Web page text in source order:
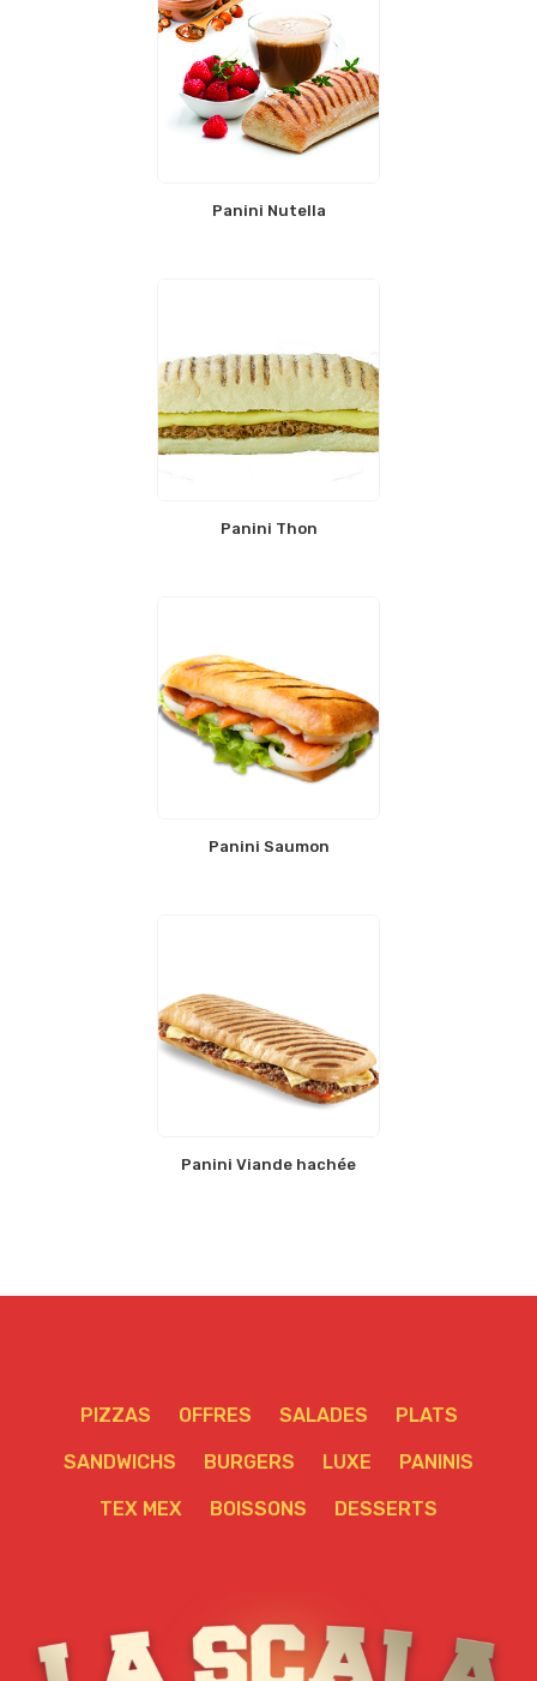
Panini Nutella
Panini Thon
Panini Saumon
Panini Viande hachée
PIZZAS OFFRES SALADES PLATS
SANDWICHS BURGERS LUXE PANINIS
TEX MEX BOISSONS DESSERTS